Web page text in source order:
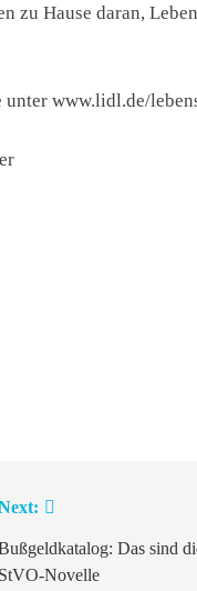
zu Hause daran,
www.lidl.de/
Das sind
StVO-Novelle